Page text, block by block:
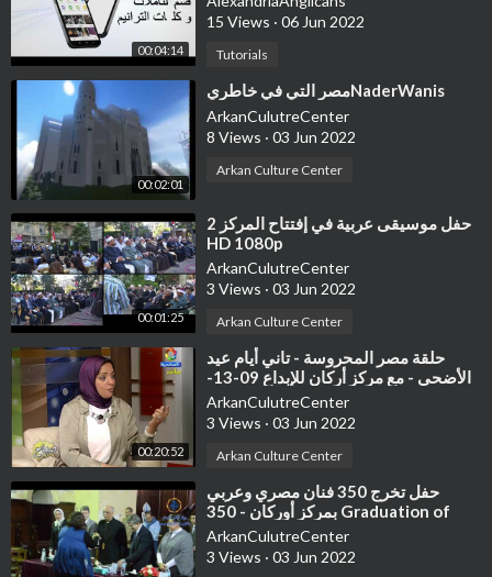
00:04:14
15 Views · 06 Jun 2022
Tutorials
00:02:01
⁣مصر التي في خاطريNaderWanis
ArkanCulutreCenter
8 Views · 03 Jun 2022
Arkan Culture Center
00:01:25
⁣حفل موسيقى عربية في إفتتاح المركز 2
HD 1080p
ArkanCulutreCenter
3 Views · 03 Jun 2022
Arkan Culture Center
00:20:52
⁣حلقة مصر المحروسة - تاني أيام عيد
الأضحى - مع مركز أركان للإبداع 09-13-
2016
ArkanCulutreCenter
3 Views · 03 Jun 2022
Arkan Culture Center
⁣حفل تخرج 350 فنان مصري وعربي
بمركز أوركان - 350 Graduation of
Egyptian and Arabic Artists
ArkanCulutreCenter
3 Views · 03 Jun 2022